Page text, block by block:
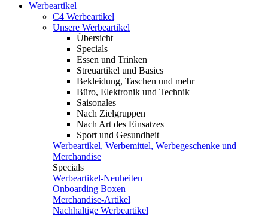
Werbeartikel
C4 Werbeartikel
Unsere Werbeartikel
Übersicht
Specials
Essen und Trinken
Streuartikel und Basics
Bekleidung, Taschen und mehr
Büro, Elektronik und Technik
Saisonales
Nach Zielgruppen
Nach Art des Einsatzes
Sport und Gesundheit
Werbeartikel, Werbemittel, Werbegeschenke und
Merchandise
Specials
Werbeartikel-Neuheiten
Onboarding Boxen
Merchandise-Artikel
Nachhaltige Werbeartikel